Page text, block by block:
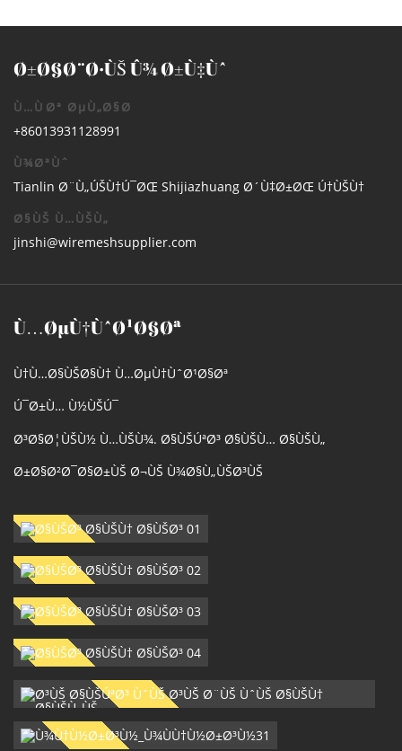
Ø±Ø§Ø¨Ø·ÙŠ Û¾ Ø±Ù‡Ùˆ
Ù…ÙØª ØµÙ„Ø§Ø­
+86013931128991
Ù¾ØªÙˆ
Tianlin Ø¨Ù„ÚŠÙ†Ú¯ØŒ Shijiazhuang Ø´Ù‡Ø±ØŒ Ú†ÙŠÙ†
Ø§ÙŠ Ù…ÙŠÙ„
jinshi@wiremeshsupplier.com
Ù…ØµÙ†ÙˆØ¹Ø§Øª
Ù†Ù…Ø§ÙŠØ§Ù† Ù…ØµÙ†ÙˆØ¹Ø§Øª
Ú¯Ø±Ù… Ù½ÙŠÚ¯
Ø³Ø§Ø¦ÙŠÙ½ Ù…ÙŠÙ¾. Ø§ÙŠÚªØ³ Ø§ÙŠÙ… Ø§ÙŠÙ„
Ø±Ø§Ø²Ø¯Ø§Ø±ÙŠ Ø¬ÙŠ Ù¾Ø§Ù„ÙŠØ³ÙŠ